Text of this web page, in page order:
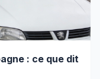
: ce que dit